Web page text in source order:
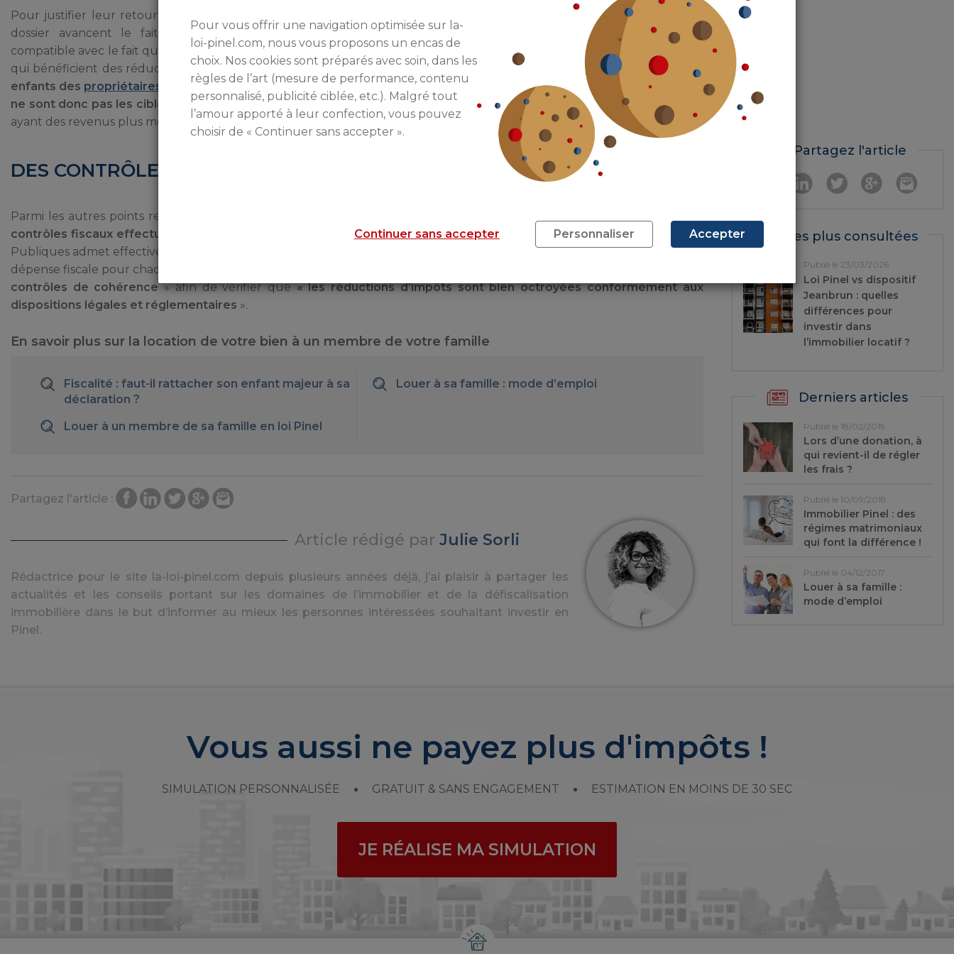
Pour justifier leur retour en arrière sur cette mesure, les députés en charge du
dossier avancent le fait que « l’objectif d’accès au logement semble peu
compatible avec le fait que ce soient des contribuables aux revenus les plus élevés
qui bénéficient des réductions d’impôts ». Leur argument est donc le suivant :les
enfants des propriétaires-bailleursqui investissent en Pinel disposent généralement eux aussi d’un niveau de vie aisé et
ne sont donc pas les cibles principales de la mesure qui, pour rappel, cherche à faciliter l’accès au logement aux foyers
ayant des revenus plus modestes.
DES CONTRÔLES FISCAUX QUI VONT ÊTRE GÉNÉRALISÉS
Parmi les autres points retenus par la commission des finances, le rapporteur cite également
contrôles fiscaux effectués
suite à l’obtention de la réduction d’impôts en loi Pinel. La Direction Générale des Finances
Publiques admet effectivement qu’à l’heure actuelle, leurs outils ne permettent pas de déterminer ce que représente la
dépense fiscale pour chaque logement concerné. Pour la cour des comptes, il semble ainsi «
contrôles de cohérence» afin de vérifier que« les réductions d’impôts sont bien octroyées conformément aux
dispositions légales et réglementaires ».
En savoir plus sur la location de votre bien à un membre de votre famille
Fiscalité : faut-il rattacher son enfant majeur à sa
déclaration ?
Louer à sa famille : mode d’emploi
Louer à un membre de sa famille en loi Pinel
Partagez l'article :
Article rédigé parJulie Sorli
Rédactrice pour le site la-loi-pinel.com depuis plusieurs années déjà, j’ai plaisir à partager les
actualités et les conseils portant sur les domaines de l’immobilier et de la défiscalisation
immobilière dans le but d’informer au mieux les personnes intéressées souhaitant investir en
Pinel.
Partagez l'article
Les plus consultées
Publié le 23/03/2026
Loi Pinel vs dispositif
Jeanbrun : quelles
différences pour
investir dans
l’immobilier locatif ?
Derniers articles
Publié le 18/02/2019
Lors d’une donation, à
qui revient-il de régler
les frais ?
Publié le 10/09/2018
Immobilier Pinel : des
régimes matrimoniaux
qui font la différence !
Publié le 04/12/2017
Louer à sa famille :
mode d’emploi
Vous aussi ne payez plus d'impôts !
SIMULATION PERSONNALISÉE GRATUIT & SANS ENGAGEMENT ESTIMATION EN MOINS DE 30 SEC
JE RÉALISE MA SIMULATION
Pour vous offrir une navigation optimisée sur la-
loi-pinel.com, nous vous proposons un encas de
choix. Nos cookies sont préparés avec soin, dans les
règles de l’art (mesure de performance, contenu
personnalisé, publicité ciblée, etc.). Malgré tout
l’amour apporté à leur confection, vous pouvez
choisir de « Continuer sans accepter ».
Continuer sans accepter Personnaliser Accepter